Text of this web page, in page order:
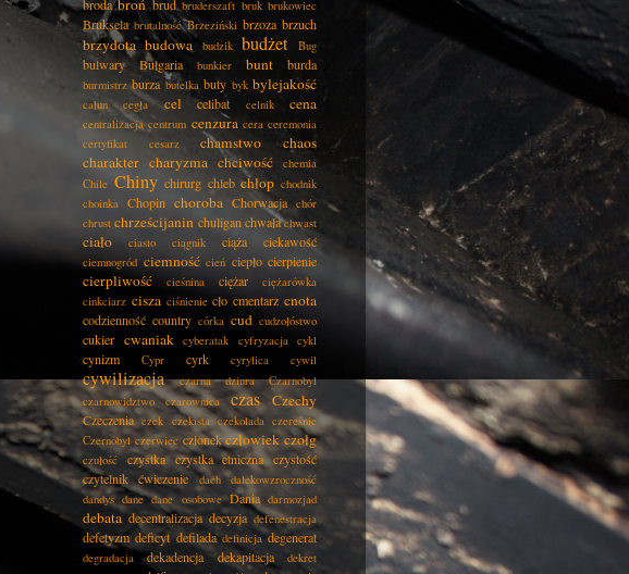
broda broń brud bruderszaft bruk brukowiec
Bruksela brutalność Brzeziński brzoza brzuch
brzydota budowa budzik budżet Bug
bulwary Bułgaria bunkier bunt burda
burmistrz burza butelka buty byk bylejakość
całun cegła cel celibat celnik cena
centralizacja centrum cenzura cera ceremonia
certyfikat
cesarz chamstwo
chaos
charakter charyzma chciwość
chemia
Chile Chiny chirurg chleb chłop chodnik
choinka Chopin choroba Chorwacja chór
chrust chrześcijanin chuligan chwała chwast
ciało ciasto ciągnik ciąża ciekawość
ciemnogród ciemność cień ciepło cierpienie
cierpliwość cieśnina ciężar
ciężarówka
cinkciarz cisza ciśnienie cło cmentarz cnota
codzienność country córka cud cudzołóstwo
cukier cwaniak cyberatak cyfryzacja cykl
cynizm Cypr cyrk cyrylica cywil
cywilizacja czarna dziura
Czarnobyl
czarnowidztwo
czarownica czas Czechy
Czeczenia czek czekista czekolada czereśnie
Czernobyl czerwiec członek człowiek czołg
czułość czystka czystka etniczna czystość
czytelnik ćwiczenie dach
dalekowzroczność
dandys dane dane osobowe Dania darmozjad
debata decentralizacja decyzja defenestracja
defetyzm deficyt defilada definicja degenerat
degradacja dekadencja dekapitacja
dekret